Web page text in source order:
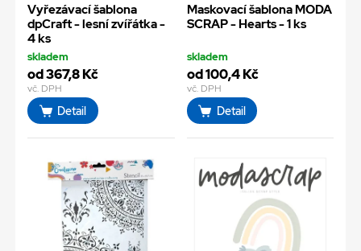
Vyřezávací šablona
dpCraft - lesní zvířátka -
4 ks
skladem
od 367,8 Kč
vč. DPH
Detail
Maskovací šablona MODA
SCRAP - Hearts - 1 ks
skladem
od 100,4 Kč
vč. DPH
Detail